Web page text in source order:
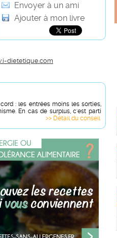
Envoyer à un ami
Ajouter à mon livre
dietetique.com
: les entrées moins les sorties,
En cas de surplus, c'est parti
>> Détail du conseil